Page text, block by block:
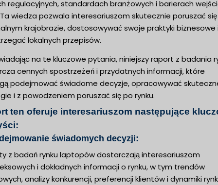
regulacyjnych, standardach branżowych i barierach
wiedza pozwala interesariuszom skutecznie poruszać
krajobrazie, dostosowywać swoje praktyki biznesowe
lokalnych przepisów.
na te kluczowe pytania, niniejszy raport z badania
cennych spostrzeżeń i przydatnych informacji, które
podejmować świadome decyzje, opracowywać
i z powodzeniem poruszać się po rynku.
ten oferuje interesariuszom następujące
świadomych decyzji:
z badań rynku laptopów dostarczają interesariuszom
i dokładnych informacji o rynku, w tym trendów
analizy konkurencji, preferencji klientów i dynamiki